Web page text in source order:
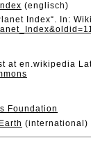
(englisch)
Index“. In:
at en.wikipedia
Foundation
(international)